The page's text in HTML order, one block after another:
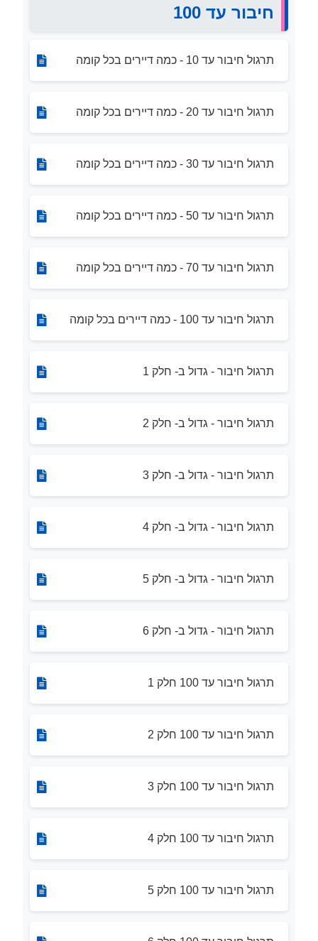
חיבור עד 100
תרגול חיבור עד 10 - כמה דיירים בכל קומה
תרגול חיבור עד 20 - כמה דיירים בכל קומה
תרגול חיבור עד 30 - כמה דיירים בכל קומה
תרגול חיבור עד 50 - כמה דיירים בכל קומה
תרגול חיבור עד 70 - כמה דיירים בכל קומה
תרגול חיבור עד 100 - כמה דיירים בכל קומה
תרגול חיבור - גדול ב- חלק 1
תרגול חיבור - גדול ב- חלק 2
תרגול חיבור - גדול ב- חלק 3
תרגול חיבור - גדול ב- חלק 4
תרגול חיבור - גדול ב- חלק 5
תרגול חיבור - גדול ב- חלק 6
תרגול חיבור עד 100 חלק 1
תרגול חיבור עד 100 חלק 2
תרגול חיבור עד 100 חלק 3
תרגול חיבור עד 100 חלק 4
תרגול חיבור עד 100 חלק 5